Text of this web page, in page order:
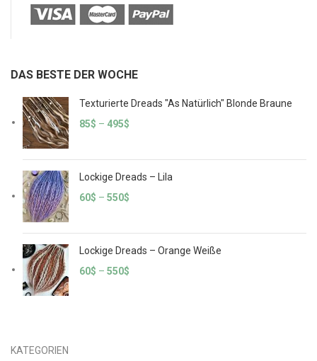
DAS BESTE DER WOCHE
Texturierte Dreads "As Natürlich" Blonde Braune
85$ – 495$
Lockige Dreads – Lila
60$ – 550$
Lockige Dreads – Orange Weiße
60$ – 550$
KATEGORIEN